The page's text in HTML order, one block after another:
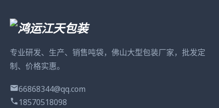
专业研发、生产、销售吨袋，佛山大型包装厂家，批发定
制、价格实惠。
66868344@qq.com
18570518098